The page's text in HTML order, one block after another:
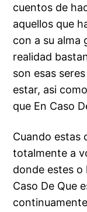
cuentos de
aquellos que
con a su alma
realidad
son esas
estar, asi­
que En Caso
Cuando estas
totalmente a
donde estes o
Caso De Que